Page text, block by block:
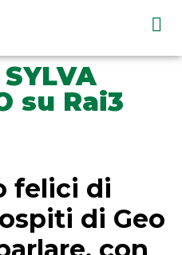
su Rai3
felici di
di Geo